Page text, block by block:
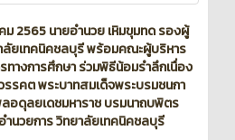
ม 2565 นายอำนวย เหิมขุมทด รองผู้
ลัยเทคนิคชลบุรี พร้อมคณะผู้บริหาร
างการศึกษา ร่วมพิธีน้อมรำลึกเนื่อง
รรคต พระบาทสมเด็จพระบรมชนกา
อดุลยเดชมหาราช บรมนาถบพิตร
นวยการ วิทยาลัยเทคนิคชลบุรี